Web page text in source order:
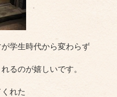
学生時代から変わらず
るのが嬉しいです。
れた